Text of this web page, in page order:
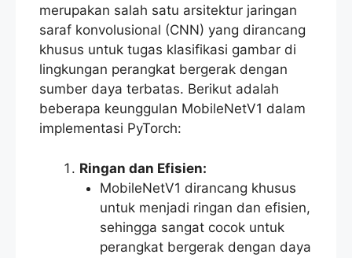
merupakan salah satu arsitektur jaringan
saraf konvolusional (CNN) yang dirancang
khusus untuk tugas klasifikasi gambar di
lingkungan perangkat bergerak dengan
sumber daya terbatas. Berikut adalah
beberapa keunggulan MobileNetV1 dalam
implementasi PyTorch:
Ringan dan Efisien:
MobileNetV1 dirancang khusus
untuk menjadi ringan dan efisien,
sehingga sangat cocok untuk
perangkat bergerak dengan daya